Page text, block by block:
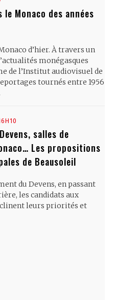
Monaco des années
d’hier. À travers un
monégasques
de l’Institut audiovisuel de
tournés entre 1956
salles de
Les propositions
de Beausoleil
du Devens, en passant
les candidats aux
leurs priorités et